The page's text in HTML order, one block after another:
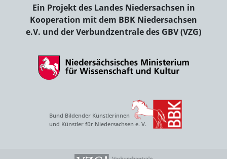
Ein Projekt des Landes Niedersachsen in
Kooperation mit dem BBK Niedersachsen
e.V. und der Verbundzentrale des GBV (VZG)
Bund Bildender Künstlerinnen
und Künstler für Niedersachsen e. V.